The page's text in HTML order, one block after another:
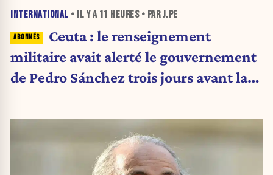
INTERNATIONAL • IL Y A 11 HEURES• PAR J.PE
Ceuta : le renseignement
militaire avait alerté le gouvernement
de Pedro Sánchez trois jours avant la